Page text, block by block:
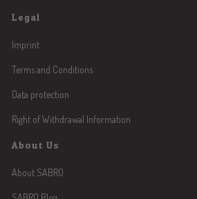
Legal
Imprint
Terms and Conditions
Data protection
Right of Withdrawal Information
About Us
About SABRO